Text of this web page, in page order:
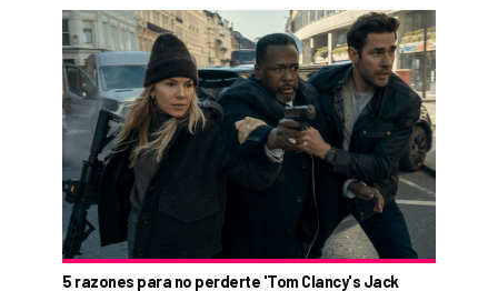
5 razones para no perderte 'Tom Clancy's Jack